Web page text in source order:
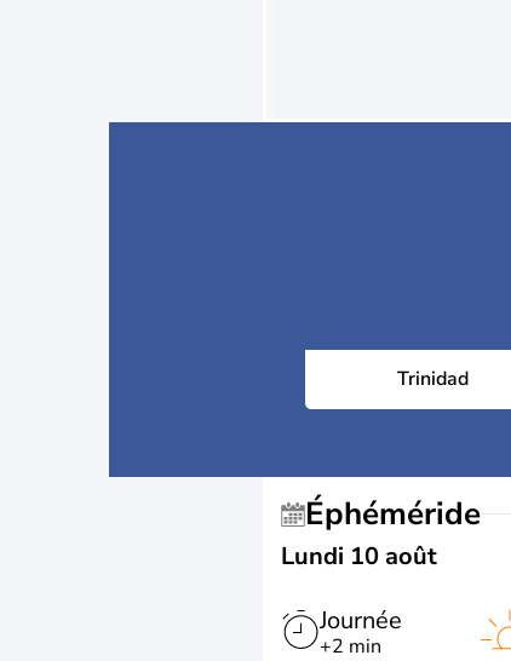
Trinidad
Éphéméride
Lundi 10 août
Journée
+2 min